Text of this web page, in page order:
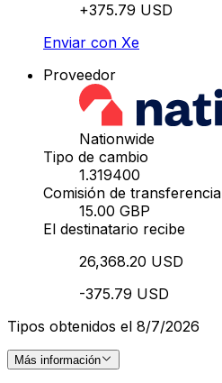
+375.79 USD
Enviar con Xe
Proveedor
Nationwide
Tipo de cambio
1.319400
Comisión de transferencia
15.00 GBP
El destinatario recibe
26,368.20 USD
-375.79 USD
Tipos obtenidos el 8/7/2026
Más información